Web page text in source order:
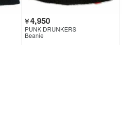
￥4,950
PUNK DRUNKERS
Beanie